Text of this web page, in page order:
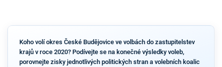
Koho volí okres České Budějovice ve volbách do zastupitelstev
krajů v roce 2020? Podívejte se na konečné výsledky voleb,
porovnejte zisky jednotlivých politických stran a volebních koalic